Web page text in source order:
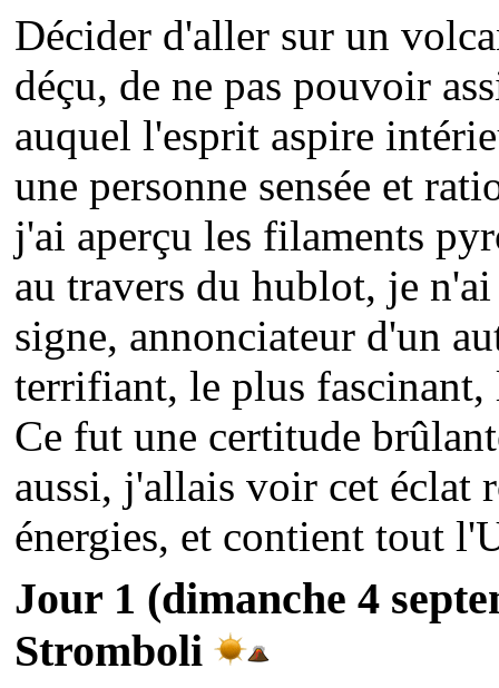
Décider d'aller sur un
déçu, de ne pas pouvoir
auquel l'esprit aspire
une personne sensée et
j'ai aperçu les filaments
au travers du hublot, je
signe, annonciateur d'un
terrifiant, le plus fascinant,
Ce fut une certitude
aussi, j'allais voir cet éclat
énergies, et contient tout
Jour 1 (dimanche 4
Stromboli